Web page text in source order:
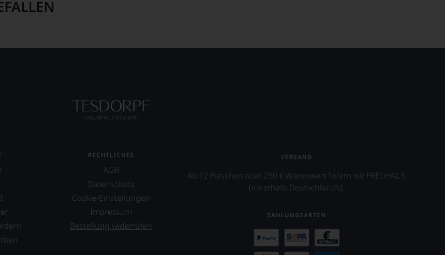
RECHTLICHES
AGB
Datenschutz
Cookie-Einstellungen
Impressum
Bestellung widerrufen
VERSAND
Ab 12 Flaschen oder 250 € Warenwert liefern wir FREI HAUS
(innerhalb Deutschlands).
ZAHLUNGSARTEN